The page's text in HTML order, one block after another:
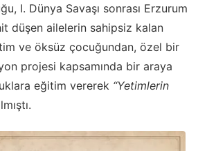
I. Dünya Savaşı sonrası Erzurum
düşen ailelerin sahipsiz kalan
ve öksüz çocuğundan, özel bir
projesi kapsamında bir araya
eğitim vererek “Yetimlerin